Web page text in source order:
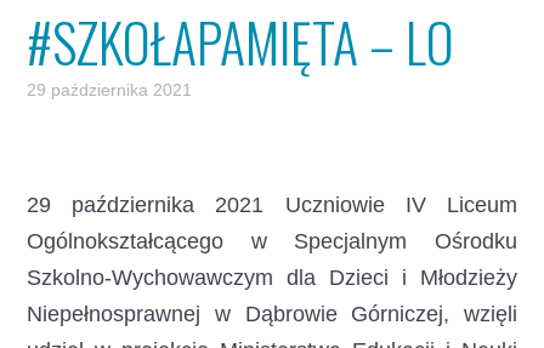
#SZKOŁAPAMIĘTA – LO
29 października 2021
29 października 2021 Uczniowie IV Liceum
Ogólnokształcącego w Specjalnym Ośrodku
Szkolno-Wychowawczym dla Dzieci i Młodzieży
Niepełnosprawnej w Dąbrowie Górniczej, wzięli